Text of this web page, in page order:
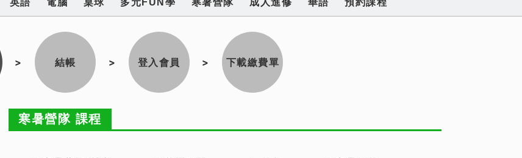
英語 電腦 桌球 多元FUN學 寒暑營隊 成人進修 華語 預約課程
> 結帳 > 登入會員 > 下載繳費單
寒暑營隊 課程